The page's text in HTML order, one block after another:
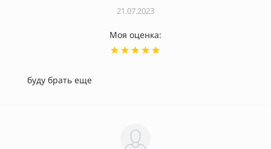
21.07.2023
Моя оценка:
буду брать еще